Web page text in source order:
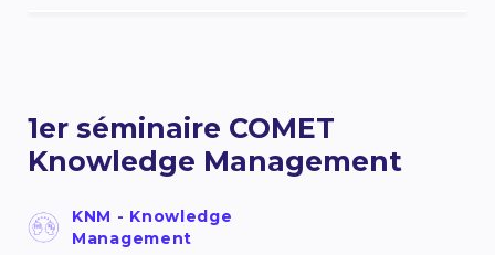
1er séminaire COMET
Knowledge Management
KNM - Knowledge
Management